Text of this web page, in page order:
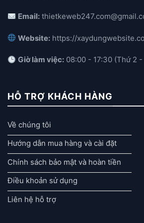
Email:
Website: https://
Giờ làm việc: 08:00 - 17:30 (Thứ 2
HỖ TRỢ KHÁCH HÀNG
Về chúng tôi
Hướng dẫn mua hàng và cài đặt
Chính sách bảo mật và hoàn tiền
Điều khoản sử dụng
Liên hệ hỗ trợ